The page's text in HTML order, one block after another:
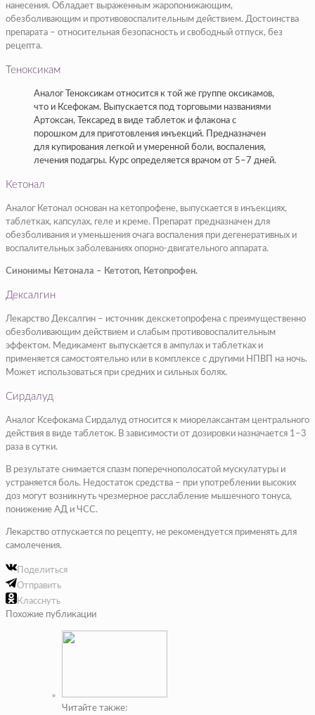
нанесения. Обладает выраженным жаропонижающим,
обезболивающим и противовоспалительным действием. Достоинства
препарата – относительная безопасность и свободный отпуск, без
рецепта.
Теноксикам
Аналог Теноксикам относится к той же группе оксикамов,
что и Ксефокам. Выпускается под торговыми названиями
Артоксан, Тексаред в виде таблеток и флакона с
порошком для приготовления инъекций. Предназначен
для купирования легкой и умеренной боли, воспаления,
лечения подагры. Курс определяется врачом от 5–7 дней.
Кетонал
Аналог Кетонал основан на кетопрофене, выпускается в инъекциях,
таблетках, капсулах, геле и креме. Препарат предназначен для
обезболивания и уменьшения очага воспаления при дегенеративных и
воспалительных заболеваниях опорно-двигательного аппарата.
Синонимы Кетонала – Кетотоп, Кетопрофен.
Дексалгин
Лекарство Дексалгин – источник декскетопрофена с преимущественно
обезболивающим действием и слабым противовоспалительным
эффектом. Медикамент выпускается в ампулах и таблетках и
применяется самостоятельно или в комплексе с другими НПВП на ночь.
Может использоваться при средних и сильных болях.
Сирдалуд
Аналог Ксефокама Сирдалуд относится к миорелаксантам центрального
действия в виде таблеток. В зависимости от дозировки назначается 1–3
раза в сутки.
В результате снимается спазм поперечнополосатой мускулатуры и
устраняется боль. Недостаток средства – при употреблении высоких
доз могут возникнуть чрезмерное расслабление мышечного тонуса,
понижение АД и ЧСС.
Лекарство отпускается по рецепту, не рекомендуется применять для
самолечения.
Поделиться
Отправить
Класснуть
Похожие публикации
Читайте также: